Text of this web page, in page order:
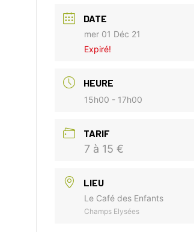
DATE
mer 01 Déc 21
Expiré!
HEURE
15h00 - 17h00
TARIF
7 à 15 €
LIEU
Le Café des Enfants
Champs Elysées